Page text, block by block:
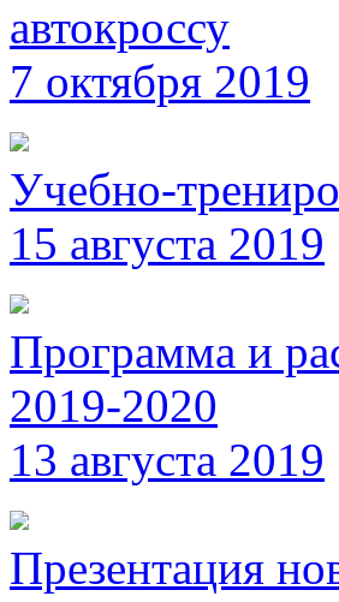
автокроссу
7 октября 2019
Учебно-
15 августа 2019
Программа и
2019-2020
13 августа 2019
Презентация